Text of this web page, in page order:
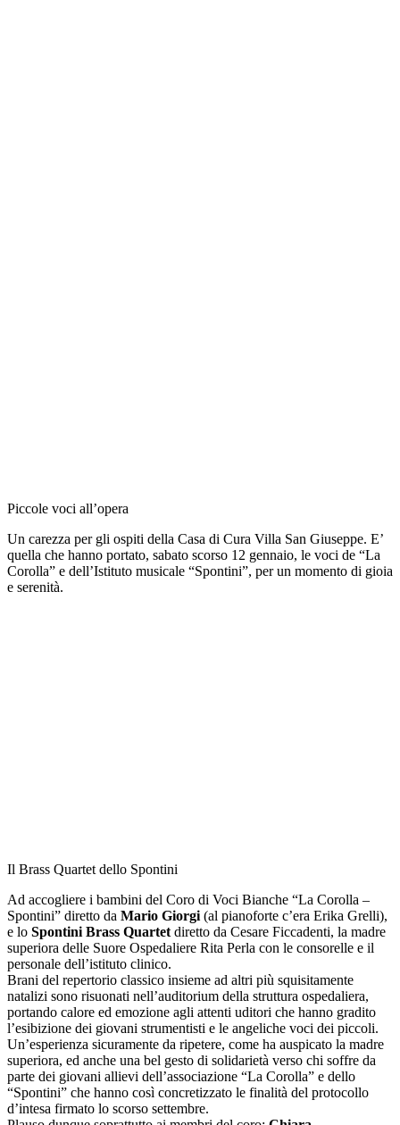
Piccole voci all’opera
Un carezza per gli ospiti della Casa di Cura Villa San Giuseppe. E’
quella che hanno portato, sabato scorso 12 gennaio, le voci de “La
Corolla” e dell’Istituto musicale “Spontini”, per un momento di gioia
e serenità.
Il Brass Quartet dello Spontini
Ad accogliere i bambini del Coro di Voci Bianche “La Corolla –
Spontini” diretto da Mario Giorgi (al pianoforte c’era Erika Grelli),
e lo Spontini Brass Quartet diretto da Cesare Ficcadenti, la madre
superiora delle Suore Ospedaliere Rita Perla con le consorelle e il
personale dell’istituto clinico.
Brani del repertorio classico insieme ad altri più squisitamente
natalizi sono risuonati nell’auditorium della struttura ospedaliera,
portando calore ed emozione agli attenti uditori che hanno gradito
l’esibizione dei giovani strumentisti e le angeliche voci dei piccoli.
Un’esperienza sicuramente da ripetere, come ha auspicato la madre
superiora, ed anche una bel gesto di solidarietà verso chi soffre da
parte dei giovani allievi dell’associazione “La Corolla” e dello
“Spontini” che hanno così concretizzato le finalità del protocollo
d’intesa firmato lo scorso settembre.